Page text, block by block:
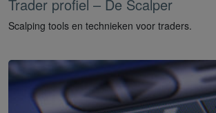
Trader profiel – De Scalper
Scalping tools en technieken voor traders.